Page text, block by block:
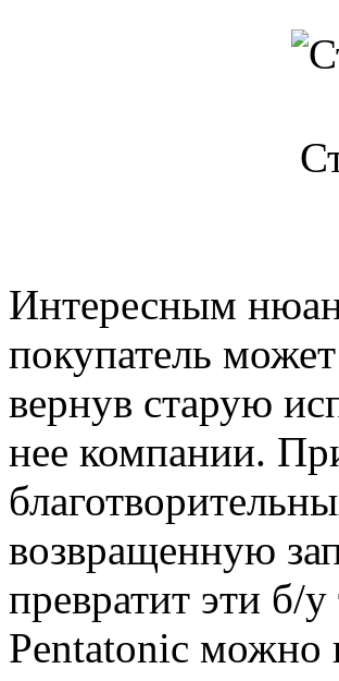
Интересным
покупатель
вернув старую
нее компании.
возвращенную
превратит эти б/
Pentatonic можно